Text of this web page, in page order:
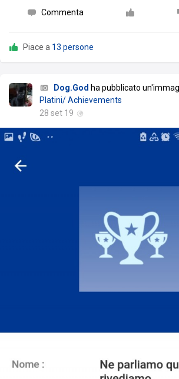
Commenta
Piace a 13 persone
Dog.God ha pubblicato
Platini/ Achievements
28 set 19